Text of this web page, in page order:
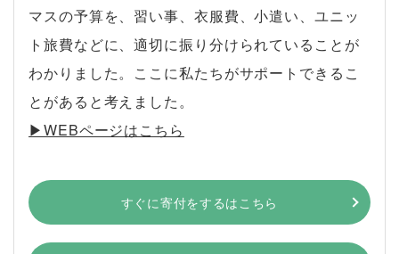
マスの予算を、習い事、衣服費、小遣い、ユニッ
ト旅費などに、適切に振り分けられていることが
わかりました。ここに私たちがサポートできるこ
とがあると考えました。
▶︎WEBページはこちら
すぐに寄付をするはこちら